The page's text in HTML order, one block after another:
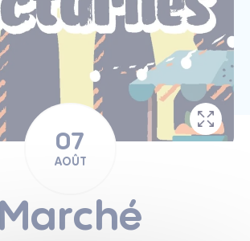
07
AOÛT
Marché
Masquées